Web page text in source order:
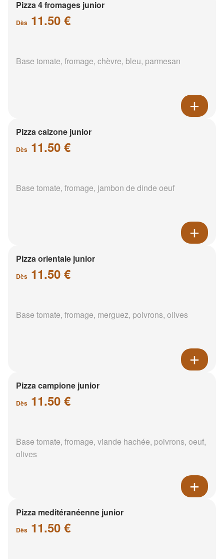
Pizza 4 fromages junior
Dès 11.50 €
Base tomate, fromage, chèvre, bleu, parmesan
Pizza calzone junior
Dès 11.50 €
Base tomate, fromage, jambon de dinde oeuf
Pizza orientale junior
Dès 11.50 €
Base tomate, fromage, merguez, poivrons, olives
Pizza campione junior
Dès 11.50 €
Base tomate, fromage, viande hachée, poivrons, oeuf,
olives
Pizza meditéranéenne junior
Dès 11.50 €